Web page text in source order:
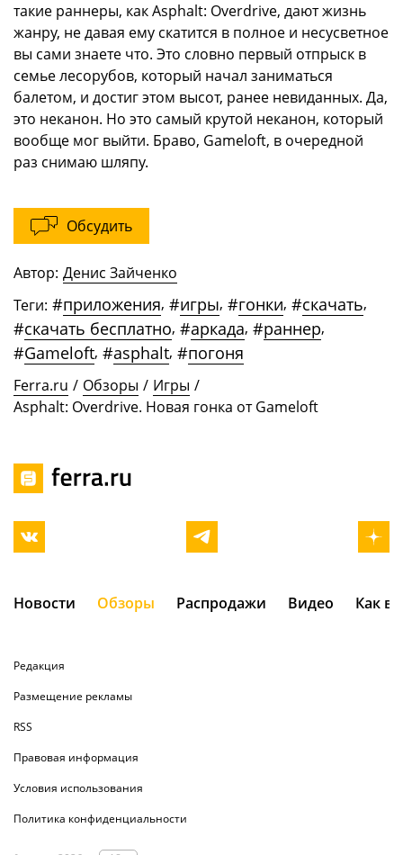
такие раннеры, как Asphalt: Overdrive, дают жизнь
жанру, не давая ему скатится в полное и несусветное
вы сами знаете что. Это словно первый отпрыск в
семье лесорубов, который начал заниматься
балетом, и достиг этом высот, ранее невиданных. Да,
это неканон. Но это самый крутой неканон, который
вообще мог выйти. Браво, Gameloft, в очередной
раз снимаю шляпу.
Обсудить
Автор: Денис Зайченко
Теги: #приложения, #игры, #гонки, #скачать,
#скачать бесплатно, #аркада, #раннер,
#Gameloft, #asphalt, #погоня
Ferra.ru / Обзоры / Игры /
Asphalt: Overdrive. Новая гонка от Gameloft
Новости Обзоры Распродажи Видео Как
Редакция
Размещение рекламы
RSS
Правовая информация
Условия использования
Политика конфиденциальности